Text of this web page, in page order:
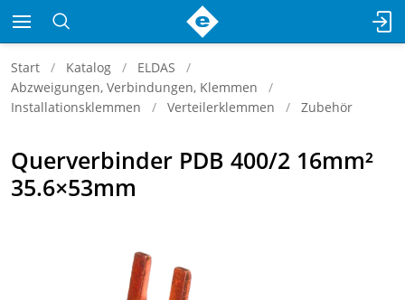
Start Katalog
ELDAS
Abzweigungen, Verbindungen, Klemmen
Installationsklemmen
Verteilerklemmen Zubehör
Querverbinder PDB 400/2 16mm²
35.6×53mm